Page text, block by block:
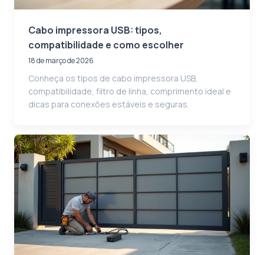
Cabo impressora USB: tipos,
compatibilidade e como escolher
18 de março de 2026
Conheça os tipos de cabo impressora USB,
compatibilidade, filtro de linha, comprimento ideal e
dicas para conexões estáveis e seguras.